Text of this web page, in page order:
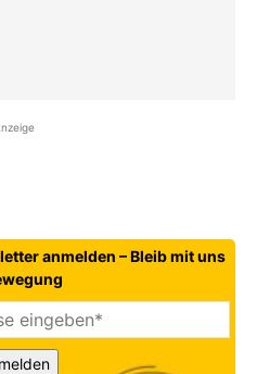
anmelden – Bleib mit uns